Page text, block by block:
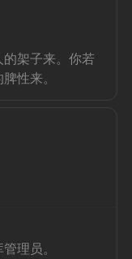
架子来。你若
性来。
理员。